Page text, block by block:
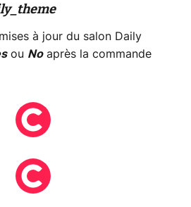
à jour du salon Daily
ou Noaprès la commande